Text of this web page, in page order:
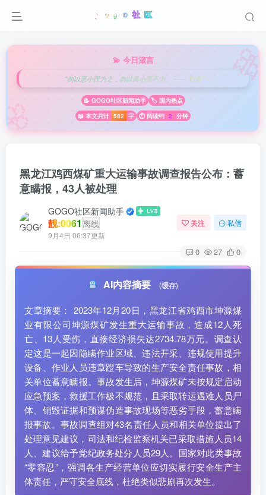
💫 今日箴言
"勿以恶小而为之，勿以善小而不为。 —— 刘备"
📝 GOGO社区新闻助手
🏷️ 国内热点
📖 本文共计 582 字 ⏱️ 阅读约 2 分钟
黑龙江鸡西煤矿重大运输事故调查报告公布：蓄
意瞒报，43人被处理
GOGO社区新闻助手
靓:0061 离线
9月4日 06:37更新
关注 私信
0 27 0
AI内容摘要 (缓存)
文章摘要： 2023年12月20日，黑龙江省鸡西市坤源煤
业有限公司坤源煤矿发生重大运输事故，造成12人死
亡、13人受伤，直接经济损失达2734.78万元。调查认
定这是一起因隐瞒作业区域、违法开采、违规使用提升
设备、作业人员违章蹬车导致的生产安全责任事故，相
关单位蓄意瞒报。事故发生后，坤源煤矿未按规定启动
应急预案，救援工作极不规范，且采取转运遇难人员尸
体、销毁证据和预谋伪造事故现场等恶劣手段，蓄意瞒
报事故。事故调查组对43名责任人员和相关单位提出了
处理意见建议，司法和纪检监察机关已采取措施人员14
人、建议给予党纪政务处分人员29人。国家对此类事故
“零容忍”，强调各生产经营单位应切实履行安全生产主
体责任，严守安全底线，杜绝类似悲剧再次发生。